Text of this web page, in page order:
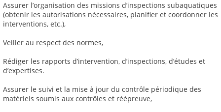
Assurer l’organisation des missions d’inspections subaquatiques
(obtenir les autorisations nécessaires, planifier et coordonner les
interventions, etc.),
Veiller au respect des normes,
Rédiger les rapports d’intervention, d’inspections, d’études et
d’expertises.
Assurer le suivi et la mise à jour du contrôle périodique des
matériels soumis aux contrôles et réépreuve,